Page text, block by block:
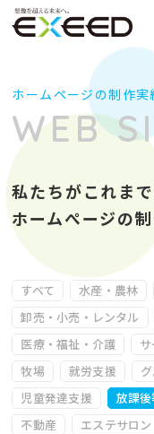
ホームページの制作実
WEB
私たちがこれま
ホームぺージの
すべて 水産・農林
卸売・小売・レンタル
医療・福祉・介護
牧場
就労支援
児童発達支援
放課
不動産
エステサロン